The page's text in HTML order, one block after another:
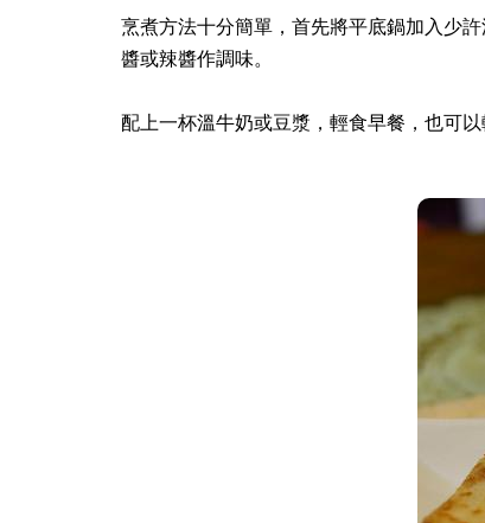
烹煮方法十分簡單，首先將平底鍋加入少
醬或辣醬作調味。
配上一杯溫牛奶或豆漿，輕食早餐，也可以